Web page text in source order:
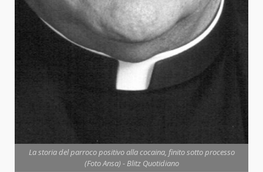
La storia del parroco positivo alla cocaina, finito sotto processo
(Foto Ansa) - Blitz Quotidiano